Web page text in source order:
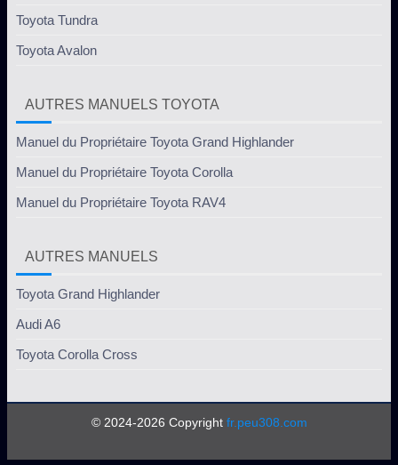
Toyota Tundra
Toyota Avalon
AUTRES MANUELS TOYOTA
Manuel du Propriétaire Toyota Grand Highlander
Manuel du Propriétaire Toyota Corolla
Manuel du Propriétaire Toyota RAV4
AUTRES MANUELS
Toyota Grand Highlander
Audi A6
Toyota Corolla Cross
© 2024-2026 Copyright fr.peu308.com